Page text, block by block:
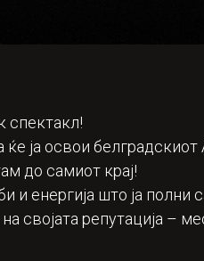
спектакл!
ја освои белградскиот
до самиот крај!
енергија што ја полни
својата репутација –